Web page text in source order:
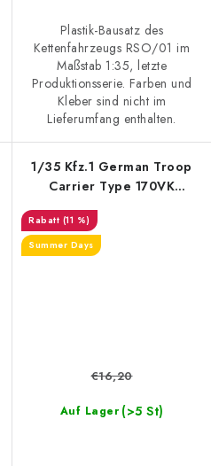
Plastik-Bausatz des
Kettenfahrzeugs RSO/01 im
Maßstab 1:35, letzte
Produktionsserie. Farben und
Kleber sind nicht im
Lieferumfang enthalten.
1/35 Kfz.1 German Troop
Carrier Type 170VK
(11 %)
Summer Days
Auf Lager (>5 St)
€16,20